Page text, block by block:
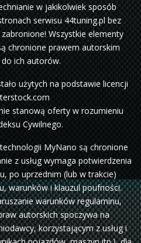
w jakikolwiek sposób
serwisu 44tuning.pl bez
Wszystkie elementy
chronione prawem autorskim
ich autorów.
użytych na podstawie licencji
stanową oferty w rozumieniu
Cywilnego.
MyNano są chronione
z usług wymaga potwierdzenia
po uprzednim (lub w trakcie)
warunków i klauzul poufności.
warunków regulaminu,
autorskich spoczywa na
korzystającym z usług i